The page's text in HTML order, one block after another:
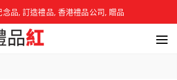
品, 訂造禮品, 香港禮品公司, 贈品